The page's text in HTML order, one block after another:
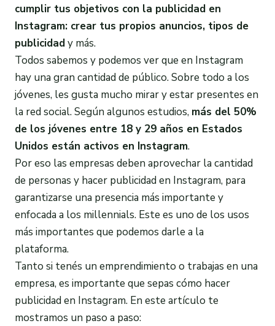
cumplir tus objetivos con la publicidad en
Instagram: crear tus propios anuncios, tipos de
publicidady más.
Todos sabemos y podemos ver que en Instagram
hay una gran cantidad de público. Sobre todo a los
jóvenes, les gusta mucho mirar y estar presentes en
la red social. Según algunos estudios, más del 50%
de los jóvenes entre 18 y 29 años en Estados
Unidos están activos en Instagram.
Por eso las empresas deben aprovechar la cantidad
de personas y hacer publicidad en Instagram, para
garantizarse una presencia más importante y
enfocada a los millennials. Este es uno de los usos
más importantes que podemos darle a la
plataforma.
Tanto si tenés un emprendimiento o trabajas en una
empresa, es importante que sepas cómo hacer
publicidad en Instagram. En este artículo te
mostramos un paso a paso: